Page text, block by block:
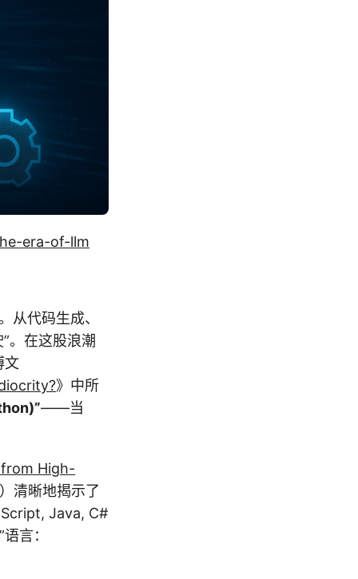
era-of-llm
从代码生成、
。在这股浪潮
文
》中所
——当
High-
清晰地揭示了
Java, C#
言：